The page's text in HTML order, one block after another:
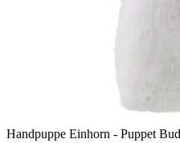
Handpuppe Einhorn - Puppet